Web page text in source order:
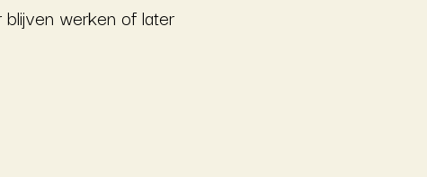
werken of later